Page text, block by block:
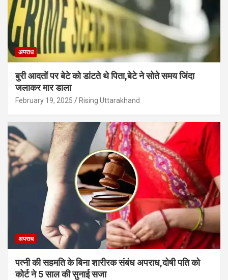
अपराध
बुरी आदतों पर बेटे को डांटते थे पिता,बेटे ने सोते समय जिंदा
जलाकर मार डाला
February 19, 2025 Rising Uttarakhand
अपराध
पत्नी की सहमति के बिना शारीरक संबंध अपराध,दोषी पति को
कोर्ट ने 5 साल की सुनाई सजा